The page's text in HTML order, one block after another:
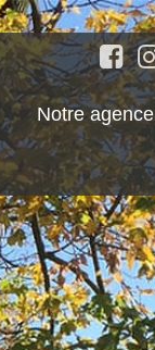
Notre agence